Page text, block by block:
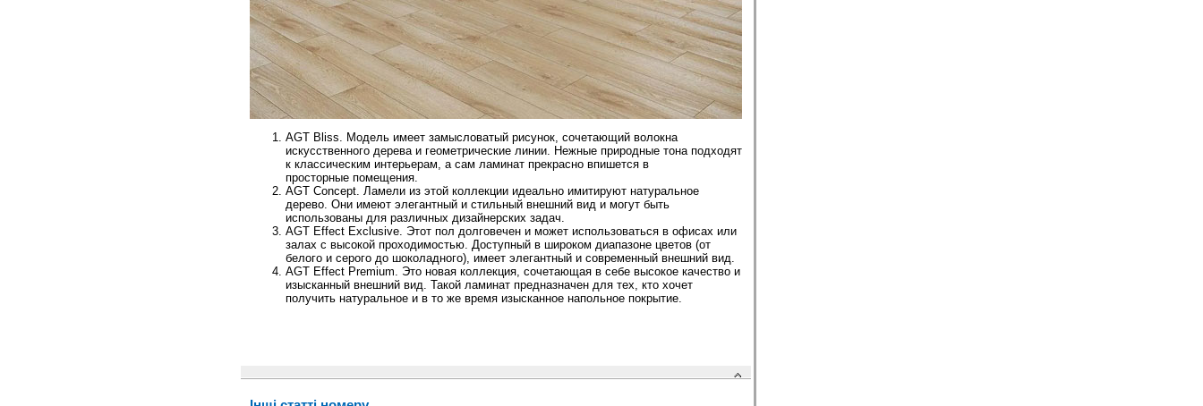
AGT Bliss. Модель имеет замысловатый рисунок, сочетающий волокна
искусственного дерева и геометрические линии. Нежные природные тона подходят
к классическим интерьерам, а сам ламинат прекрасно впишется в
просторные помещения.
AGT Concept. Ламели из этой коллекции идеально имитируют натуральное
дерево. Они имеют элегантный и стильный внешний вид и могут быть
использованы для различных дизайнерских задач.
AGT Effect Exclusive. Этот пол долговечен и может использоваться в офисах или
залах с высокой проходимостью. Доступный в широком диапазоне цветов (от
белого и серого до шоколадного), имеет элегантный и современный внешний вид.
AGT Effect Premium. Это новая коллекция, сочетающая в себе высокое качество и
изысканный внешний вид. Такой ламинат предназначен для тех, кто хочет
получить натуральное и в то же время изысканное напольное покрытие.